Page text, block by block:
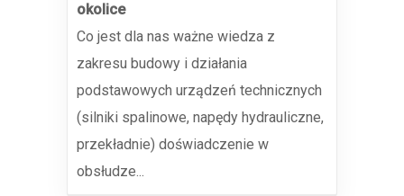
okolice
Co jest dla nas ważne wiedza z
zakresu budowy i działania
podstawowych urządzeń technicznych
(silniki spalinowe, napędy hydrauliczne,
przekładnie) doświadczenie w
obsłudze...